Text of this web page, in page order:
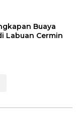
Buaya
Labuan Cermin